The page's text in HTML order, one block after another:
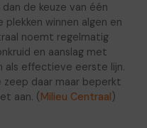
de keuze van één
winnen algen en
noemt regelmatig
en aanslag met
als effectieve eerste lijn.
daar maar beperkt
aan. ( Milieu Centraal )